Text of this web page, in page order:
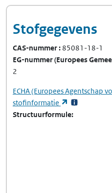
Stofgegevens
CAS-nummer 85081-18-1
EG-nummer(Europees
2
ECHA(Europees Agentschap
stofinformatie
(opent in
Structuurformule